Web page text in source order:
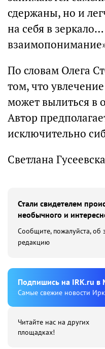
сдержаны, но и
на себя в
По словам Олега
том, что
может вылиться в
Автор
исключительно
Светлана
Стали свидетелем
необычного и
Сообщите, пожалуйста, об
редакцию
Подпишиcь на IRK.ru в
Cамые свежие новости
Читайте нас на других
площадках!